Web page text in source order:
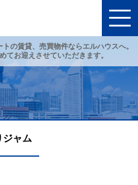
の賃貸、売買物件ならエルハウスへ。
てお迎えさせていただきます。
ジャム